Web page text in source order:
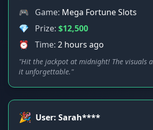
🎮
Game: Mega Fortune Slots
💎
Prize: $12,500
⏰
Time: 2 hours ago
"Hit the jackpot at midnight! The visuals
it unforgettable."
🎉 User: Sarah****